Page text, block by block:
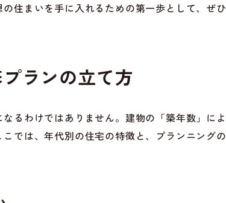
住まいを手に入れるための第一歩として、ぜひ
ランの立て方
るわけではありません。建物の「築年数」によ
では、年代別の住宅の特徴と、プランニングの